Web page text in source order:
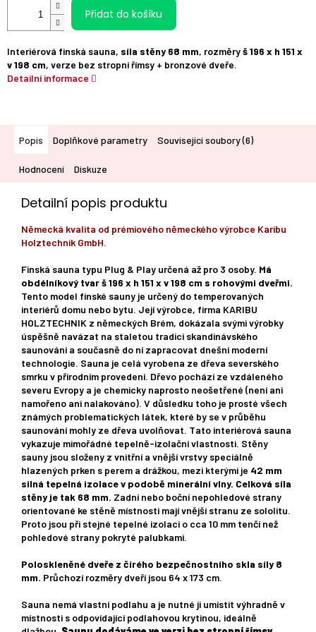
Přidat do košíku
Interiérová finská sauna, síla stěny 68 mm, rozměryš 196 x h 151 x
v 198 cm, verze bez stropní římsy + bronzové dveře.
Detailní informace
Popis Doplňkové parametry Související soubory (6)
Hodnocení Diskuze
Detailní popis produktu
Německá kvalita od prémiového německého výrobce Karibu
Holztechnik GmbH.
Finská sauna typu Plug & Play určená až pro 3 osoby. Má
obdélníkový tvar š 196 x h 151 x v 198 cm s rohovými dveřmi.
Tento model finské sauny je určený do temperovaných
interiérů domu nebo bytu. Její výrobce, firma KARIBU
HOLZTECHNIK z německých Brém, dokázala svými výrobky
úspěšně navázat na staletou tradici skandinávského
saunování a současně do ní zapracovat dnešní moderní
technologie. Sauna je celá vyrobena ze dřeva severského
smrku v přírodním provedení. Dřevo pochází ze vzdáleného
severu Evropy a je chemicky naprosto neošetřené (není ani
namořeno ani nalakováno). V důsledku toho je prosté všech
známých problematických látek, které by se v průběhu
saunování mohly ze dřeva uvolňovat. Tato interiérová sauna
vykazuje mimořádné tepelně-izolační vlastnosti. Stěny
sauny jsou složeny z vnitřní a vnější vrstvy speciálně
hlazených prken s perem a drážkou, mezi kterými je 42 mm
silná tepelná izolace v podobě minerální vlny. Celková síla
stěny je tak 68 mm. Zadní nebo boční nepohledové strany
orientované ke stěně místnosti mají vnější stranu ze sololitu.
Proto jsou při stejné tepelné izolaci o cca 10 mm tenčí než
pohledové strany pokryté palubkami.
Poloskleněné dveře z čírého bezpečnostního skla síly 8
mm. Průchozí rozměry dveří jsou 64 x 173 cm.
Sauna nemá vlastní podlahu a je nutné ji umístit výhradně v
místnosti s odpovídající podlahovou krytinou, ideálně